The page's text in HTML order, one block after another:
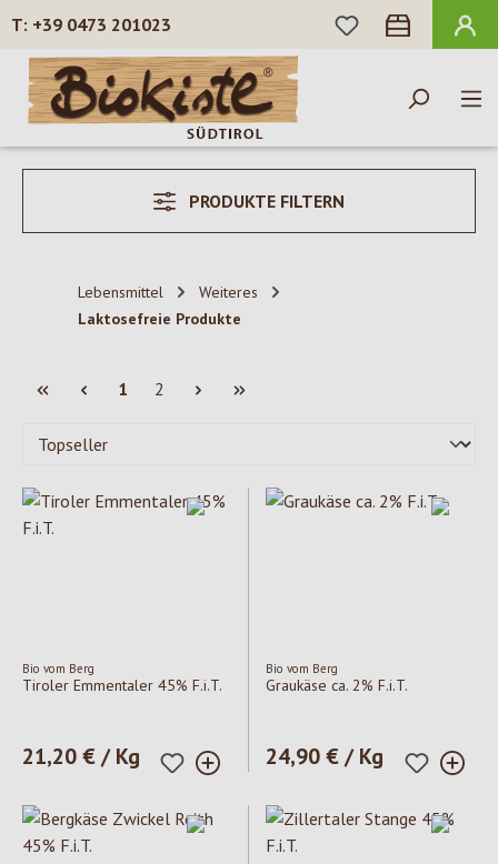
Zum Hauptinhalt springen
+39 0473 201023
DU HAST 0
PRODUKTE FILTERN
Lebensmittel
Weiteres
Laktosefreie Produkte
Seite
1 Seite
2
Bio vom Berg
Tiroler Emmentaler 45% F.i.T.
Regulärer Preis:
21,20 € / Kg
Bio vom Berg
Graukäse ca. 2% F.i.T.
Regulärer Preis:
24,90 € / Kg